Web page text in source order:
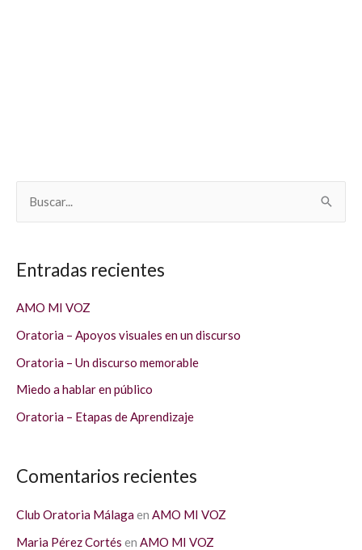
c
a
:
Entradas recientes
AMO MI VOZ
Oratoria – Apoyos visuales en un discurso
Oratoria – Un discurso memorable
Miedo a hablar en público
Oratoria – Etapas de Aprendizaje
Comentarios recientes
Club Oratoria Málagaen AMO MI VOZ
Maria Pérez Cortés en AMO MI VOZ